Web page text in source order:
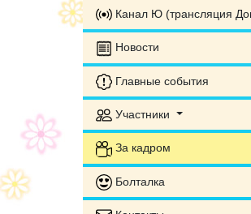
Канал Ю (трансляция
Новости
Главные события
Участники
За кадром
Болталка